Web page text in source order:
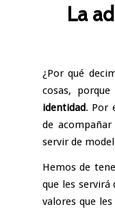
La
¿Por qué
cosas,
identidad. Por
de
servir de
Hemos de
que les
valores que